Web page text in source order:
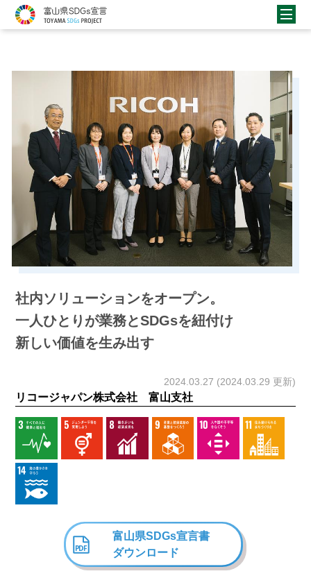
社内ソリューションをオープン。
一人ひとりが業務とSDGsを紐付け
新しい価値を生み出す
2024.03.27 (2024.03.29 更新)
リコージャパン株式会社 富山支社
富山県SDGs宣言書
ダウンロード